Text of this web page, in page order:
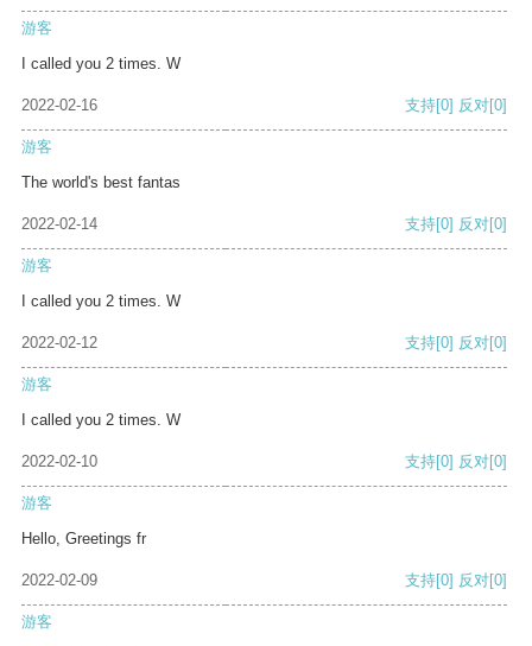
游客
I called you 2 times. W
2022-02-16 支持[0] 反对[0]
游客
The world's best fantas
2022-02-14 支持[0] 反对[0]
游客
I called you 2 times. W
2022-02-12 支持[0] 反对[0]
游客
I called you 2 times. W
2022-02-10 支持[0] 反对[0]
游客
Hello, Greetings fr
2022-02-09 支持[0] 反对[0]
游客